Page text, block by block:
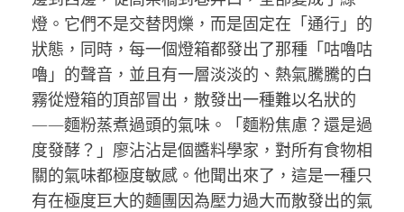
燈。它們不是交替閃爍，而是固定在「通行」的
狀態，同時，每一個燈箱都發出了那種「咕嚕咕
嚕」的聲音，並且有一層淡淡的、熱氣騰騰的白
霧從燈箱的頂部冒出，散發出一種難以名狀的
——麵粉蒸煮過頭的氣味。「麵粉焦慮？還是過
度發酵？」廖沾沾是個醬料學家，對所有食物相
關的氣味都極度敏感。他聞出來了，這是一種只
有在極度巨大的麵團因為壓力過大而散發出的氣